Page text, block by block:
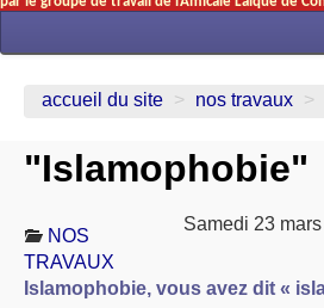
NOS TRAVAUX
HISTOIRE(s)
LAICITHÈQUE
accueil du site > nos travaux >
"Islamophobie"
Samedi 23
NOS
TRAVAUX
Islamophobie, vous avez dit «